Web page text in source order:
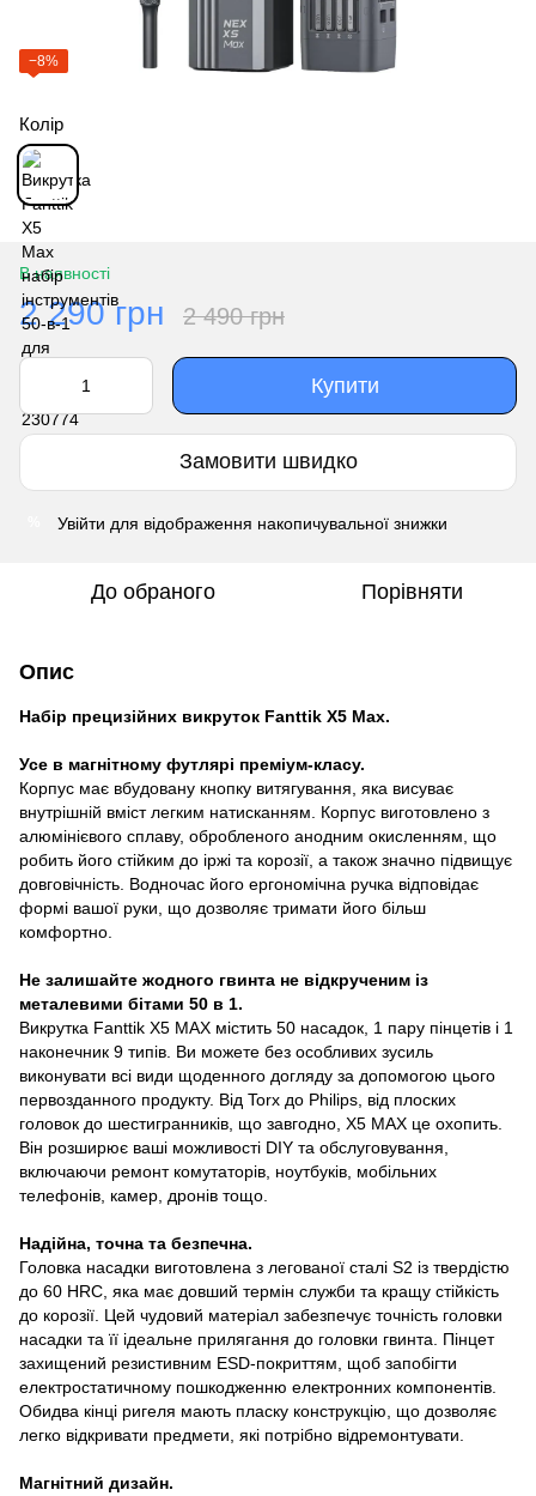
−8%
Колір
В наявності
2 290 грн 2 490 грн
Купити
Замовити швидко
Увійти для відображення накопичувальної знижки
До обраного Порівняти
Опис
Набір прецизійних викруток Fanttik X5 Max.
Усе в магнітному футлярі преміум-класу.
Корпус має вбудовану кнопку витягування, яка висуває
внутрішній вміст легким натисканням. Корпус виготовлено з
алюмінієвого сплаву, обробленого анодним окисленням, що
робить його стійким до іржі та корозії, а також значно підвищує
довговічність. Водночас його ергономічна ручка відповідає
формі вашої руки, що дозволяє тримати його більш
комфортно.
Не залишайте жодного гвинта не відкрученим із
металевими бітами 50 в 1.
Викрутка Fanttik X5 MAX містить 50 насадок, 1 пару пінцетів і 1
наконечник 9 типів. Ви можете без особливих зусиль
виконувати всі види щоденного догляду за допомогою цього
первозданного продукту. Від Torx до Philips, від плоских
головок до шестигранників, що завгодно, X5 MAX це охопить.
Він розширює ваші можливості DIY та обслуговування,
включаючи ремонт комутаторів, ноутбуків, мобільних
телефонів, камер, дронів тощо.
Надійна, точна та безпечна.
Головка насадки виготовлена з легованої сталі S2 із твердістю
до 60 HRC, яка має довший термін служби та кращу стійкість
до корозії. Цей чудовий матеріал забезпечує точність головки
насадки та її ідеальне прилягання до головки гвинта. Пінцет
захищений резистивним ESD-покриттям, щоб запобігти
електростатичному пошкодженню електронних компонентів.
Обидва кінці ригеля мають пласку конструкцію, що дозволяє
легко відкривати предмети, які потрібно відремонтувати.
Магнітний дизайн.